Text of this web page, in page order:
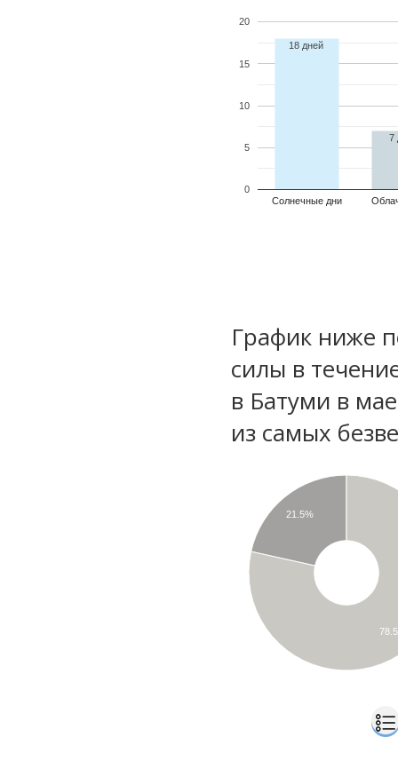
Солнечные дни
0
5
10
15
20
18 дней
7
График ниже
силы в
в Батуми в
из самых
21.5%